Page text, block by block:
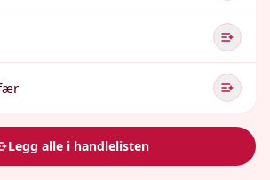
Legg alle i handlelisten